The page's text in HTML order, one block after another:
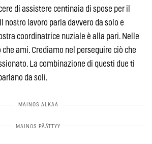
di assistere centinaia di spose per il
nostro lavoro parla davvero da solo e
coordinatrice nuziale è alla pari. Nelle
ami. Crediamo nel perseguire ciò che
La combinazione di questi due ti
da soli.